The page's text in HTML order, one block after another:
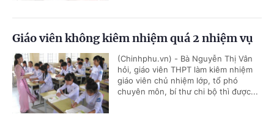
Giáo viên không kiêm nhiệm quá 2 nhiệm vụ
(Chinhphu.vn) - Bà Nguyễn Thị Vân
hỏi, giáo viên THPT làm kiêm nhiệm
giáo viên chủ nhiệm lớp, tổ phó
chuyên môn, bí thư chi bộ thì được...